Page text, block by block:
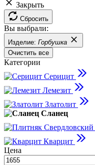
Закрыть
Сбросить
Вы выбрали:
Изделие: Горбушка
Очистить все
Категории
Серицит
Лемезит
Златолит
Сланец
Кварцит
Цена